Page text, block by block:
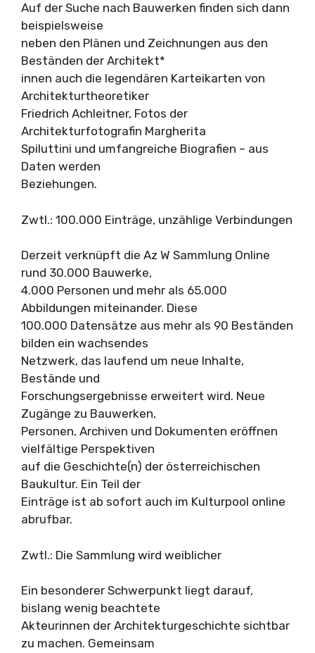
Auf der Suche nach Bauwerken finden sich dann
beispielsweise
neben den Plänen und Zeichnungen aus den
Beständen der Architekt*
innen auch die legendären Karteikarten von
Architekturtheoretiker
Friedrich Achleitner, Fotos der
Architekturfotografin Margherita
Spiluttini und umfangreiche Biografien – aus
Daten werden
Beziehungen.
Zwtl.: 100.000 Einträge, unzählige Verbindungen
Derzeit verknüpft die Az W Sammlung Online
rund 30.000 Bauwerke,
4.000 Personen und mehr als 65.000
Abbildungen miteinander. Diese
100.000 Datensätze aus mehr als 90 Beständen
bilden ein wachsendes
Netzwerk, das laufend um neue Inhalte,
Bestände und
Forschungsergebnisse erweitert wird. Neue
Zugänge zu Bauwerken,
Personen, Archiven und Dokumenten eröffnen
vielfältige Perspektiven
auf die Geschichte(n) der österreichischen
Baukultur. Ein Teil der
Einträge ist ab sofort auch im Kulturpool online
abrufbar.
Zwtl.: Die Sammlung wird weiblicher
Ein besonderer Schwerpunkt liegt darauf,
bislang wenig beachtete
Akteurinnen der Architekturgeschichte sichtbar
zu machen. Gemeinsam